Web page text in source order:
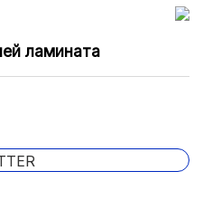
ламината